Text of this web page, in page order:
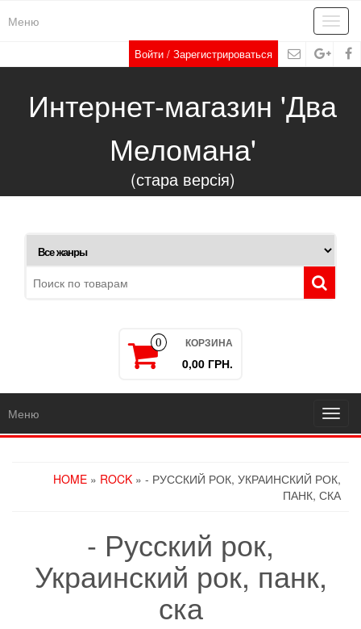
Меню
Войти / Зарегистрироваться
Интернет-магазин 'Два
Меломана'
(стара версія)
0 КОРЗИНА
0,00 ГРН.
Меню
HOME » ROCK » - РУССКИЙ РОК, УКРАИНСКИЙ РОК,
ПАНК, СКА
- Русский рок,
Украинский рок, панк,
ска